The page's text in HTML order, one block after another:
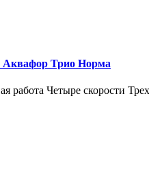
Аквафор Трио Норма
Четыре скорости